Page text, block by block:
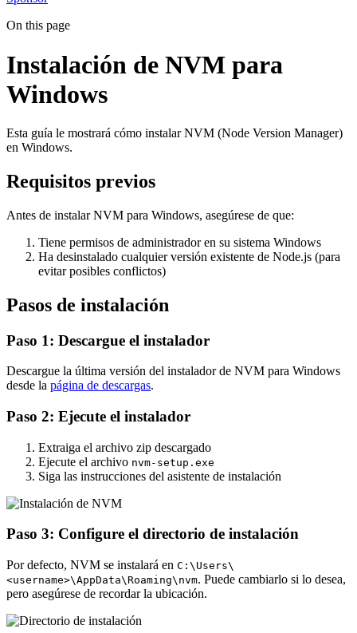
On this page
Instalación de NVM para
Windows
Esta guía le mostrará cómo instalar NVM (Node Version Manager)
en Windows.
Requisitos previos
Antes de instalar NVM para Windows, asegúrese de que:
Tiene permisos de administrador en su sistema Windows
Ha desinstalado cualquier versión existente de Node.js (para
evitar posibles conflictos)
Pasos de instalación
Paso 1: Descargue el instalador
Descargue la última versión del instalador de NVM para Windows
desde la página de descargas.
Paso 2: Ejecute el instalador
Extraiga el archivo zip descargado
Ejecute el archivo nvm-setup.exe
Siga las instrucciones del asistente de instalación
Paso 3: Configure el directorio de instalación
Por defecto, NVM se instalará en C:\Users\
<username>\AppData\Roaming\nvm. Puede cambiarlo si lo desea,
pero asegúrese de recordar la ubicación.